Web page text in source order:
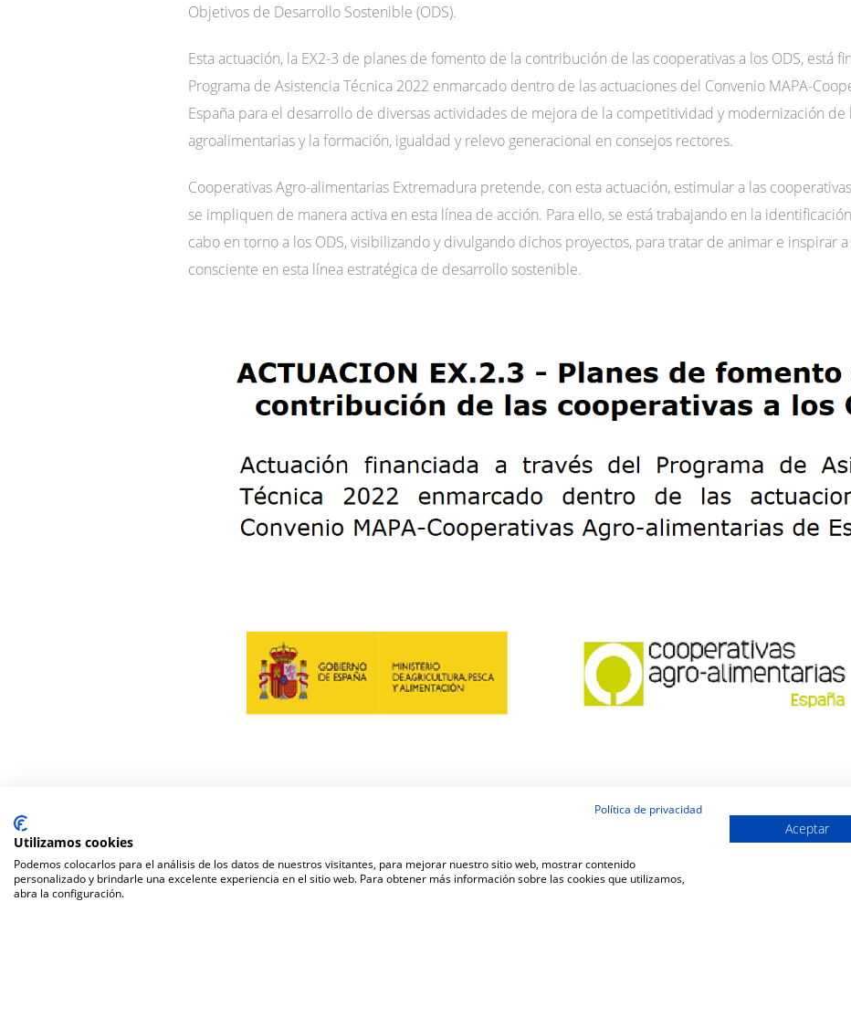
Objetivos de Desarrollo Sostenible (ODS).
Esta actuación, la EX2-3 de planes de fomento de la contribución de las cooperativas a los ODS, está
Programa de Asistencia Técnica 2022 enmarcado dentro de las actuaciones del Convenio MAPA-
España para el desarrollo de diversas actividades de mejora de la competitividad y modernización de
agroalimentarias y la formación, igualdad y relevo generacional en consejos rectores.
Cooperativas Agro-alimentarias Extremadura pretende, con esta actuación, estimular a las
se impliquen de manera activa en esta línea de acción. Para ello, se está trabajando en la
cabo en torno a los ODS, visibilizando y divulgando dichos proyectos, para tratar de animar e inspirar
consciente en esta línea estratégica de desarrollo sostenible.
Política de privacidad
Utilizamos cookies
Podemos colocarlos para el análisis de los datos de nuestros visitantes, para mejorar nuestro sitio web, mostrar contenido
personalizado y brindarle una excelente experiencia en el sitio web. Para obtener más información sobre las cookies que utilizamos,
abra la configuración.
Aceptar